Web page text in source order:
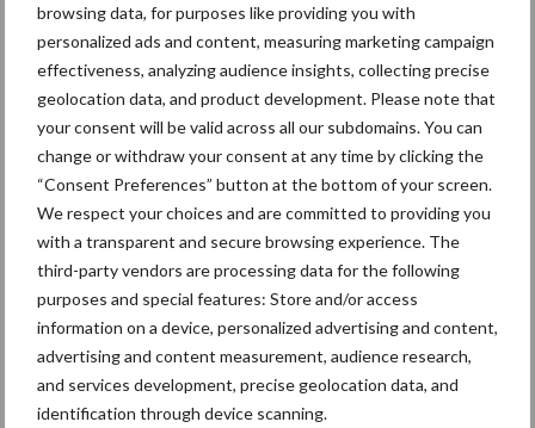
browsing data, for purposes like providing you with
personalized ads and content, measuring marketing campaign
effectiveness, analyzing audience insights, collecting precise
geolocation data, and product development. Please note that
your consent will be valid across all our subdomains. You can
change or withdraw your consent at any time by clicking the
“Consent Preferences” button at the bottom of your screen.
We respect your choices and are committed to providing you
with a transparent and secure browsing experience. The
third-party vendors are processing data for the following
purposes and special features: Store and/or access
information on a device, personalized advertising and content,
advertising and content measurement, audience research,
and services development, precise geolocation data, and
identification through device scanning.
Als merk is Breviagri wellicht (nog) niet zo bekend maar de
klepelmaaiers en andere machines van de fabrikant draaien bij
menig loonwerker. Het productprogramma is enorm uitgebreid
CLAAS
vernieu
wt
DISCO
1100-
serie
20 augustus 2025